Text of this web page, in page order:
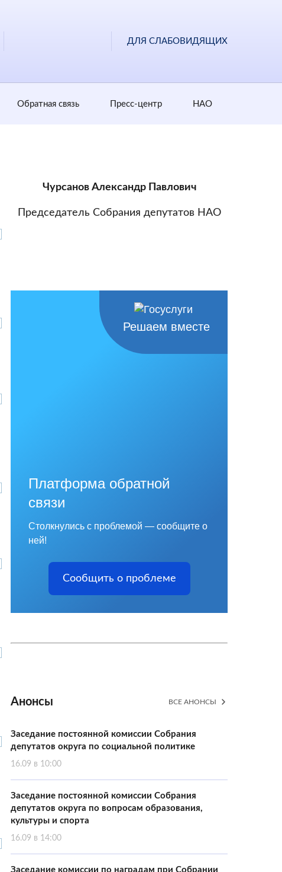
ДЛЯ СЛАБОВИДЯЩИХ
Обратная cвязь Пресс-центр НАО
Чурсанов Александр Павлович
Председатель Собрания депутатов НАО
Решаем вместе
Платформа обратной
связи
Столкнулись с проблемой — сообщите о
ней!
Сообщить о проблеме
Анонсы ВСЕ АНОНСЫ
Заседание постоянной комиссии Собрания
депутатов округа по социальной политике
16.09 в 10:00
Заседание постоянной комиссии Собрания
депутатов округа по вопросам образования,
культуры и спорта
16.09 в 14:00
Заседание комиссии по наградам при Собрании